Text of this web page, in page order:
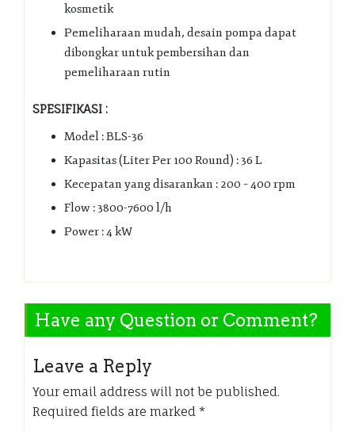
kosmetik
Pemeliharaan mudah, desain pompa dapat
dibongkar untuk pembersihan dan
pemeliharaan rutin
SPESIFIKASI :
Model : BLS-36
Kapasitas (Liter Per 100 Round) : 36 L
Kecepatan yang disarankan : 200 – 400 rpm
Flow : 3800-7600 l/h
Power : 4 kW
Have any Question or Comment?
Leave a Reply
Your email address will not be published.
Required fields are marked *